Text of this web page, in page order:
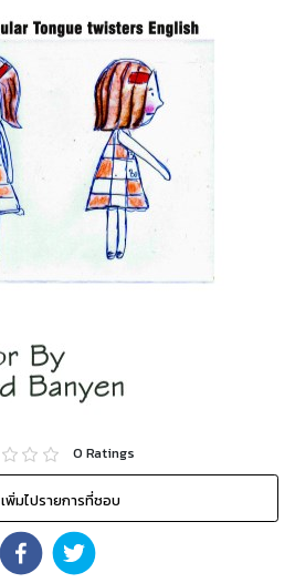
0 Ratings
เพิ่มไปรายการที่ชอบ